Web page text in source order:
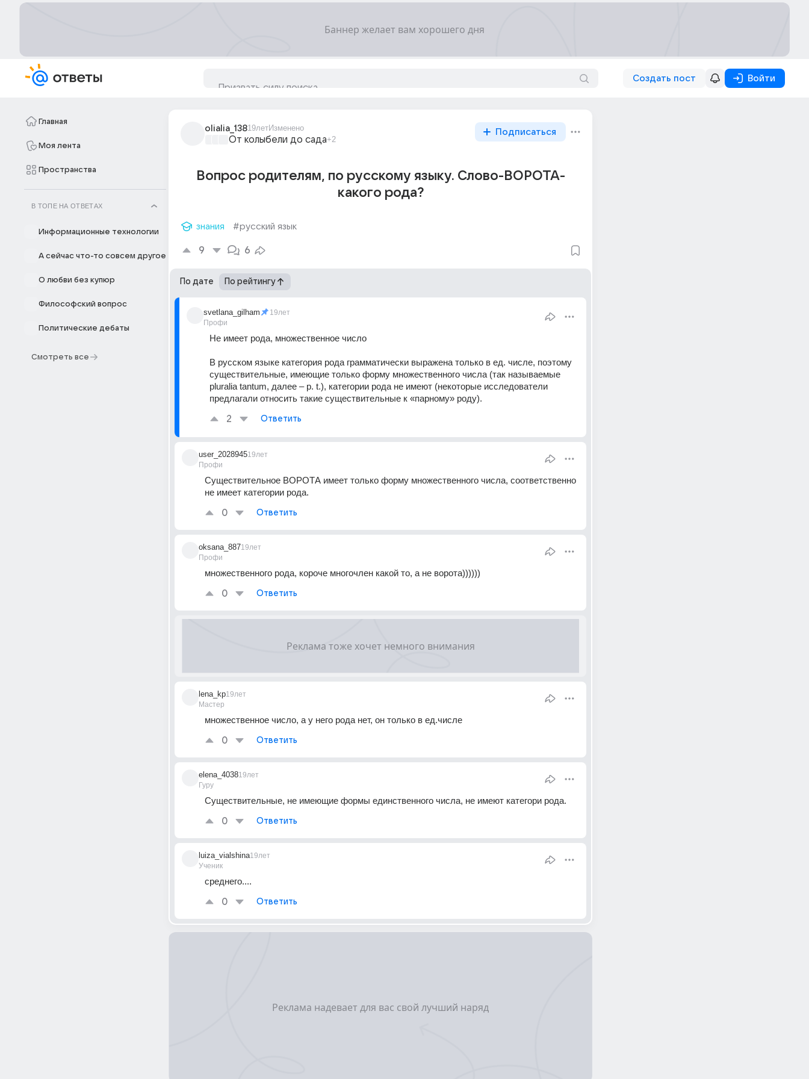
Создать пост Войти
Главная
Моя лента
Пространства
В ТОПЕ НА ОТВЕТАХ
Информационные технологии
А сейчас что-то совсем другое
О любви без купюр
Философский вопрос
Политические дебаты
Смотреть все
olialia_13819летИзменено
От колыбели до сада+2
Подписаться
Вопрос родителям, по русскому языку. Слово-ВОРОТА-
какого рода?
знания #русский язык
9 6
По дате По рейтингу
svetlana_gilham
Профи
19лет
Не имеет рода, множественное число
В русском языке категория рода грамматически выражена только в ед. числе, поэтому
существительные, имеющие только форму множественного числа (так называемые
pluralia tantum, далее – p. t.), категории рода не имеют (некоторые исследователи
предлагали относить такие существительные к «парному» роду).
2 Ответить
user_2028945
Профи
19лет
Существительное ВОРОТА имеет только форму множественного числа, соответственно
не имеет категории рода.
0 Ответить
oksana_887
Профи
19лет
множественного рода, короче многочлен какой то, а не ворота))))))
0 Ответить
lena_kp
Мастер
19лет
множественное число, а у него рода нет, он только в ед.числе
0 Ответить
elena_4038
Гуру
19лет
Существительные, не имеющие формы единственного числа, не имеют категори рода.
0 Ответить
luiza_vialshina
Ученик
19лет
среднего....
0 Ответить